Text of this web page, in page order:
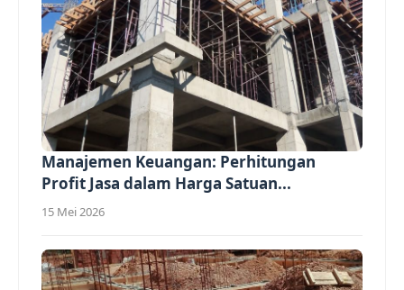
Manajemen Keuangan: Perhitungan
Profit Jasa dalam Harga Satuan...
15 Mei 2026